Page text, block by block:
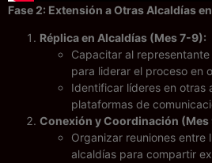
Fase 2: Extensión a Otras Alcaldías
Réplica en Alcaldías (Mes 7-9):
Capacitar al
para liderar el proceso en
Identificar líderes en otras
plataformas de
Conexión y Coordinación (Mes
Organizar reuniones entre
alcaldías para compartir